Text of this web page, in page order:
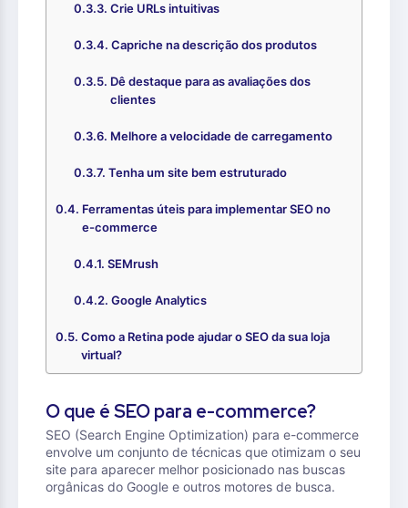
Crie URLs intuitivas
Capriche na descrição dos produtos
Dê destaque para as avaliações dos
clientes
Melhore a velocidade de carregamento
Tenha um site bem estruturado
Ferramentas úteis para implementar SEO no
e-commerce
SEMrush
Google Analytics
Como a Retina pode ajudar o SEO da sua loja
virtual?
O que é SEO para e-commerce?
SEO (Search Engine Optimization) para e-commerce
envolve um conjunto de técnicas que otimizam o seu
site para aparecer melhor posicionado nas buscas
orgânicas do Google e outros motores de busca.